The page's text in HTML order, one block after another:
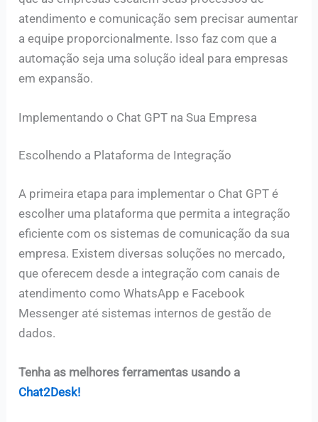
atendimento e comunicação sem precisar aumentar
a equipe proporcionalmente. Isso faz com que a
automação seja uma solução ideal para empresas
em expansão.
Implementando o Chat GPT na Sua Empresa
Escolhendo a Plataforma de Integração
A primeira etapa para implementar o Chat GPT é
escolher uma plataforma que permita a integração
eficiente com os sistemas de comunicação da sua
empresa. Existem diversas soluções no mercado,
que oferecem desde a integração com canais de
atendimento como WhatsApp e Facebook
Messenger até sistemas internos de gestão de
dados.
Tenha as melhores ferramentas usando a
Chat2Desk!